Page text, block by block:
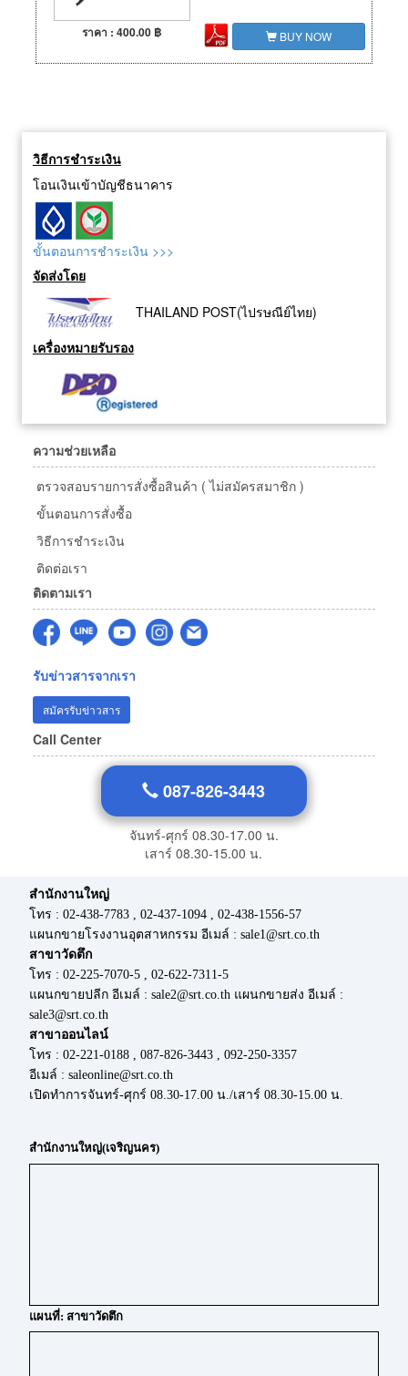
ราคา : 400.00 ฿ BUY NOW
วิธีการชำระเงิน
โอนเงินเข้าบัญชีธนาคาร
ขั้นตอนการชำระเงิน >>>
จัดส่งโดย
THAILAND POST(ไปรษณีย์ไทย)
เครื่องหมายรับรอง
ความช่วยเหลือ
ตรวจสอบรายการสั่งซื้อสินค้า ( ไม่สมัครสมาชิก )
ขั้นตอนการสั่งซื้อ
วิธีการชำระเงิน
ติดต่อเรา
ติดตามเรา
รับข่าวสารจากเรา
สมัครรับข่าวสาร
Call Center
087-826-3443
จันทร์-ศุกร์ 08.30-17.00 น.
เสาร์ 08.30-15.00 น.
สำนักงานใหญ่
โทร : 02-438-7783 , 02-437-1094 , 02-438-1556-57
แผนกขายโรงงานอุตสาหกรรม อีเมล์ : sale1@srt.co.th
สาขาวัดตึก
โทร : 02-225-7070-5 , 02-622-7311-5
แผนกขายปลีก อีเมล์ : sale2@srt.co.th แผนกขายส่ง อีเมล์ :
sale3@srt.co.th
สาขาออนไลน์
โทร : 02-221-0188 , 087-826-3443 , 092-250-3357
อีเมล์ : saleonline@srt.co.th
เปิดทำการจันทร์-ศุกร์ 08.30-17.00 น./เสาร์ 08.30-15.00 น.
สำนักงานใหญ่(เจริญนคร)
แผนที่: สาขาวัดตึก